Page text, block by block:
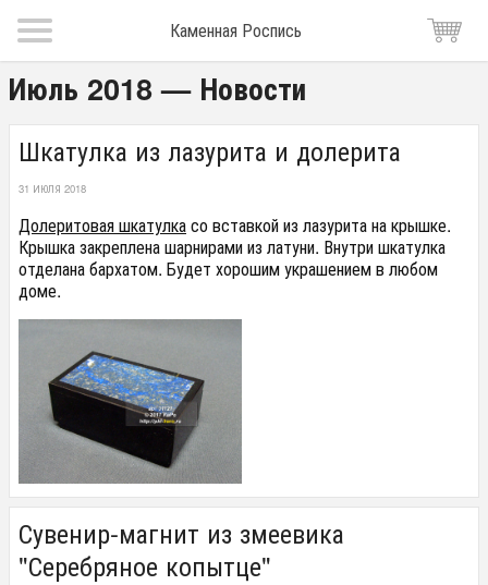
Каменная Роспись
Июль 2018 — Новости
Шкатулка из лазурита и долерита
31 ИЮЛЯ 2018
Долеритовая шкатулкасо вставкой из лазурита на крышке.
Крышка закреплена шарнирами из латуни. Внутри шкатулка
отделана бархатом. Будет хорошим украшением в любом
доме.
Сувенир-магнит из змеевика
"Серебряное копытце"